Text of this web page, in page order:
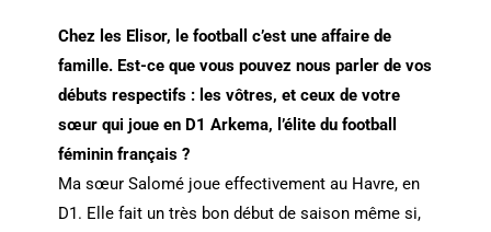
Chez les Elisor, le football c’est une affaire de
famille. Est-ce que vous pouvez nous parler de vos
débuts respectifs : les vôtres, et ceux de votre
sœur qui joue en D1 Arkema, l’élite du football
féminin français ?
Ma sœur Salomé joue effectivement au Havre, en
D1. Elle fait un très bon début de saison même si,